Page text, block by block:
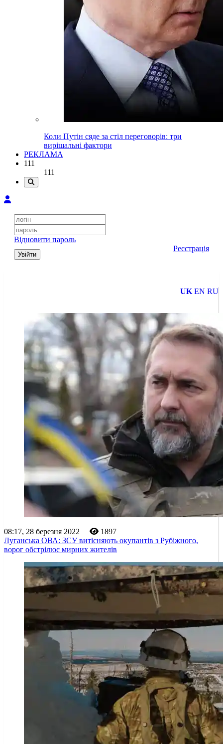
Коли Путін сяде за стіл переговорів: три
вирішальні фактори
РЕКЛАМА
111
111
Відновити пароль
Увійти
Реєстрація
UK EN RU
08:17, 28 березня 2022
1897
Луганська ОВА: ЗСУ витісняють окупантів з Рубіжного,
ворог обстрілює мирних жителів